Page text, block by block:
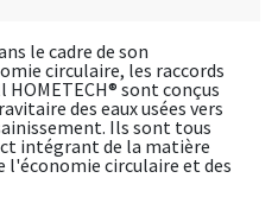
le cadre de son
circulaire, les raccords
HOMETECH® sont conçus
des eaux usées vers
Ils sont tous
intégrant de la matière
l'économie circulaire et des